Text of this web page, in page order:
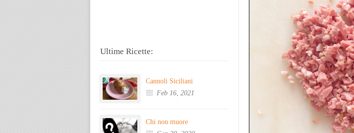
Ultime Ricette:
Cannoli Siciliani
Feb 16, 2021
Chi non muore